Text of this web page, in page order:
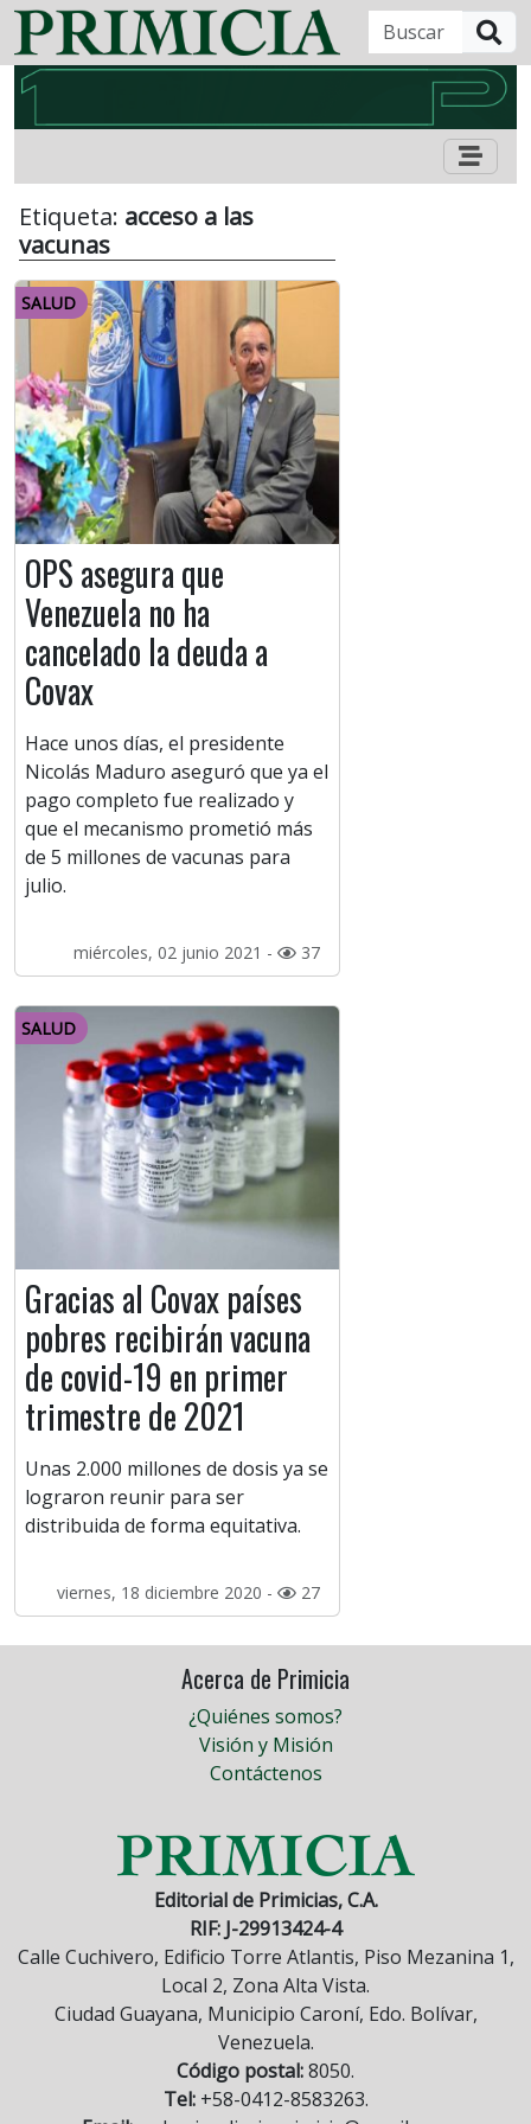
Etiqueta: acceso a las
vacunas
SALUD
OPS asegura que
Venezuela no ha
cancelado la deuda a
Covax
Hace unos días, el presidente
Nicolás Maduro aseguró que ya el
pago completo fue realizado y
que el mecanismo prometió más
de 5 millones de vacunas para
julio.
miércoles, 02 junio 2021 - 37
SALUD
Gracias al Covax países
pobres recibirán vacuna
de covid-19 en primer
trimestre de 2021
Unas 2.000 millones de dosis ya se
lograron reunir para ser
distribuida de forma equitativa.
viernes, 18 diciembre 2020 - 27
Acerca de Primicia
¿Quiénes somos?
Visión y Misión
Contáctenos
Editorial de Primicias, C.A.
RIF: J-29913424-4
Calle Cuchivero, Edificio Torre Atlantis, Piso Mezanina 1,
Local 2, Zona Alta Vista.
Ciudad Guayana, Municipio Caroní, Edo. Bolívar,
Venezuela.
Código postal:8050.
Tel:+58-0412-8583263.